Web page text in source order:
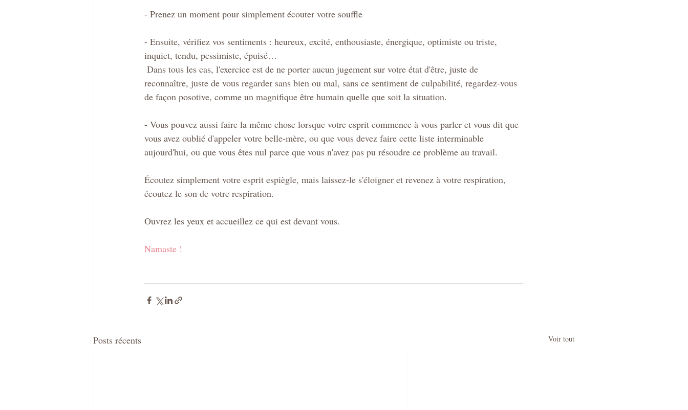
- Prenez un moment pour simplement écouter votre souffle
- Ensuite, vérifiez vos sentiments : heureux, excité, enthousiaste, énergique, optimiste ou triste,
inquiet, tendu, pessimiste, épuisé…
reconnaître, juste de vous regarder sans bien ou mal, sans ce sentiment de culpabilité, regardez-vous
de façon posotive, comme un magnifique être humain quelle que soit la situation.
- Vous pouvez aussi faire la même chose lorsque votre esprit commence à vous parler et vous dit que
vous avez oublié d'appeler votre belle-mère, ou que vous devez faire cette liste interminable
aujourd'hui, ou que vous êtes nul parce que vous n'avez pas pu résoudre ce problème au travail.
Écoutez simplement votre esprit espiègle, mais laissez-le s'éloigner et revenez à votre respiration,
écoutez le son de votre respiration.
Ouvrez les yeux et accueillez ce qui est devant vous.
Namaste !
Posts récents Voir tout